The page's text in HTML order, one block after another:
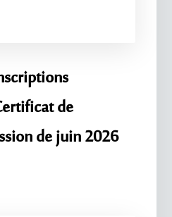
de
de juin 2026